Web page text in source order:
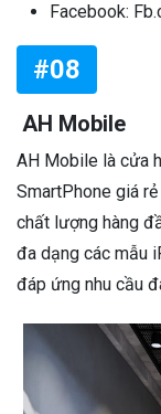
Facebook:
#08
AH Mobile
AH Mobile là cửa
SmartPhone giá
chất lượng hàng
đa dạng các mẫu
đáp ứng nhu cầu